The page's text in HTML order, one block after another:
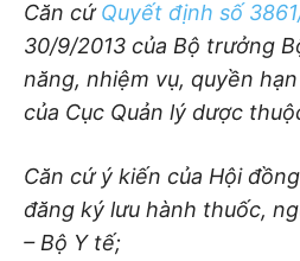
Căn cứQuyết định số
30/9/2013 của Bộ trưởng
năng, nhiệm vụ, quyền
của Cục Quản lý dược
Căn cứ ý kiến của Hội
đăng ký lưu hành thuốc,
– Bộ Y tế;